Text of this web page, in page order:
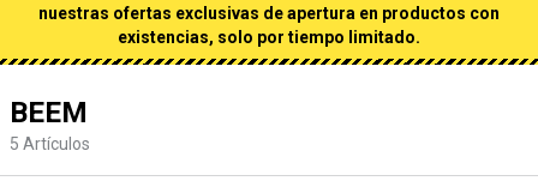
nuestras ofertas exclusivas de apertura en productos con
existencias, solo por tiempo limitado.
BEEM
5 Artículos